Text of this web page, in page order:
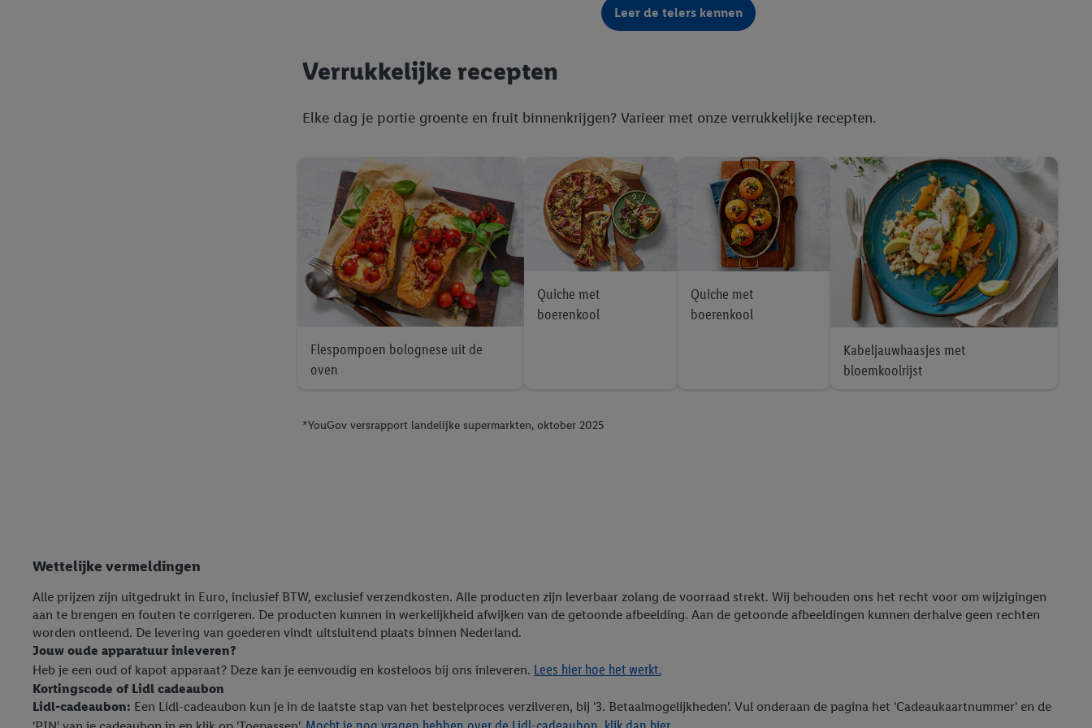
Leer de telers kennen
Verrukkelijke recepten
Elke dag je portie groente en fruit binnenkrijgen? Varieer met onze verrukkelijke recepten.
Flespompoen bolognese uit de
oven
Quiche met
boerenkool
Quiche met
boerenkool
Kabeljauwhaasjes met
bloemkoolrijst
*YouGov versrapport landelijke supermarkten, oktober 2025
Wettelijke vermeldingen
Alle prijzen zijn uitgedrukt in Euro, inclusief BTW, exclusief verzendkosten. Alle producten zijn leverbaar zolang de voorraad strekt. Wij behouden ons het recht voor om wijzigingen
aan te brengen en fouten te corrigeren. De producten kunnen in werkelijkheid afwijken van de getoonde afbeelding. Aan de getoonde afbeeldingen kunnen derhalve geen rechten
worden ontleend. De levering van goederen vindt uitsluitend plaats binnen Nederland.
Jouw oude apparatuur inleveren?
Heb je een oud of kapot apparaat? Deze kan je eenvoudig en kosteloos bij ons inleveren. Lees hier hoe het werkt.
Kortingscode of Lidl cadeaubon
Lidl-cadeaubon: Een Lidl-cadeaubon kun je in de laatste stap van het bestelproces verzilveren, bij '3. Betaalmogelijkheden'. Vul onderaan de pagina het 'Cadeaukaartnummer' en de
Je vindt de impressum voor de Lidl website hier.Klikhiervoor meer informatie